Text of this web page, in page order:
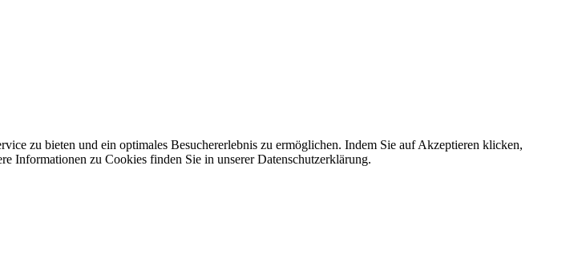
zu bieten und ein optimales Besuchererlebnis zu ermöglichen. Indem Sie auf Akzeptieren klicken,
Informationen zu Cookies finden Sie in unserer Datenschutzerklärung.